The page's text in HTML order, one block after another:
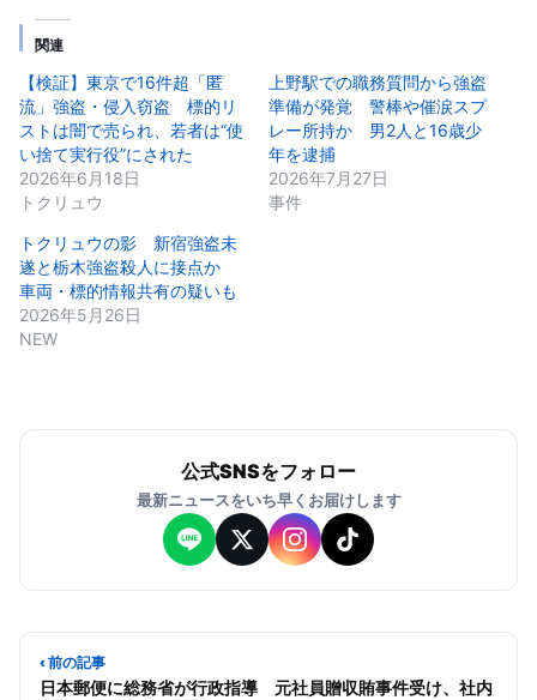
関連
【検証】東京で16件超「匿
流」強盗・侵入窃盗 標的リ
ストは闇で売られ、若者は“使
い捨て実行役”にされた
2026年6月18日
トクリュウ
上野駅での職務質問から強盗
準備が発覚 警棒や催涙スプ
レー所持か 男2人と16歳少
年を逮捕
2026年7月27日
事件
トクリュウの影 新宿強盗未
遂と栃木強盗殺人に接点か
車両・標的情報共有の疑いも
2026年5月26日
NEW
公式SNSをフォロー
最新ニュースをいち早くお届けします
‹ 前の記事
日本郵便に総務省が行政指導 元社員贈収賄事件受け、社内